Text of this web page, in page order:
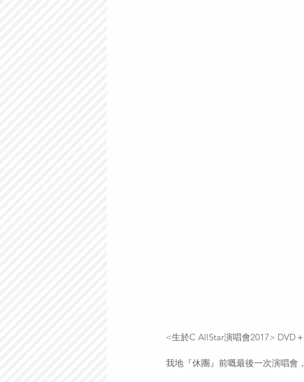
<生於C AllStar演唱會2017> DVD
我地『休團』前嘅最後一次演唱會